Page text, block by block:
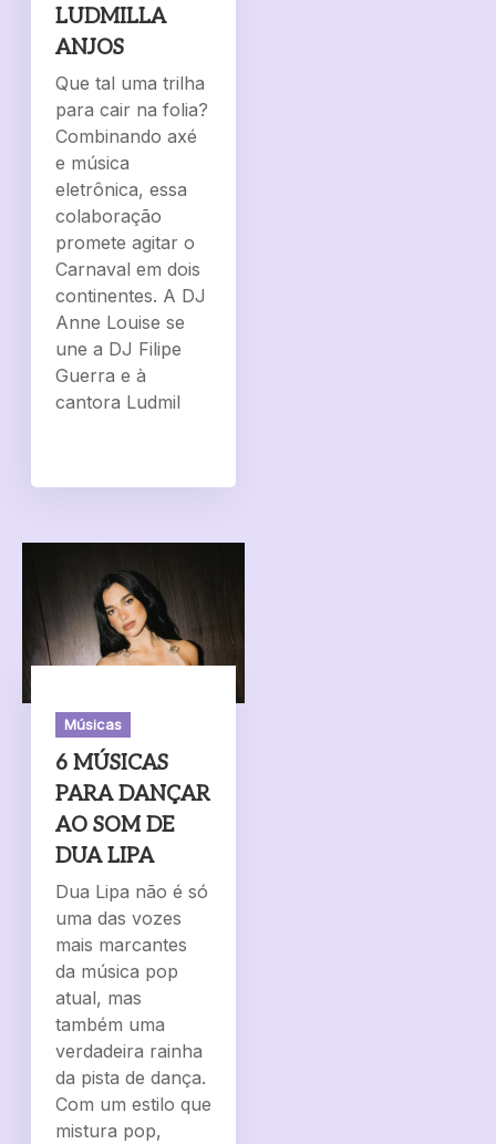
LUDMILLA
ANJOS
Que tal uma trilha
para cair na folia?
Combinando axé
e música
eletrônica, essa
colaboração
promete agitar o
Carnaval em dois
continentes. A DJ
Anne Louise se
une a DJ Filipe
Guerra e à
cantora Ludmil
Músicas
6 MÚSICAS
PARA DANÇAR
AO SOM DE
DUA LIPA
Dua Lipa não é só
uma das vozes
mais marcantes
da música pop
atual, mas
também uma
verdadeira rainha
da pista de dança.
Com um estilo que
mistura pop,